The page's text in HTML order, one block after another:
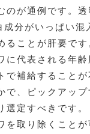
のが通例です。透
分がいっぱい混
ることが肝要です
に代表される年齢
で補給することが
で、ピックアップ
選定すべきです。
を取り除くことが